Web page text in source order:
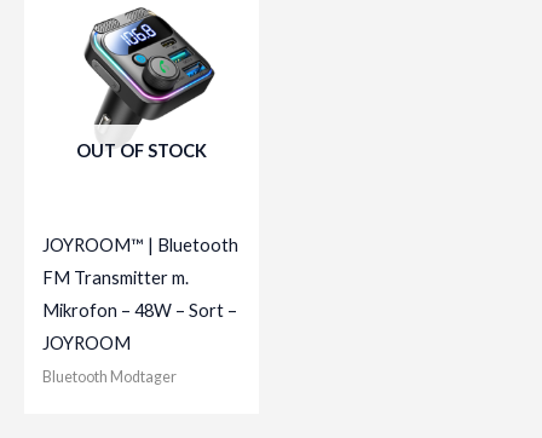
OUT OF STOCK
JOYROOM™ | Bluetooth
FM Transmitter m.
Mikrofon – 48W – Sort –
JOYROOM
Bluetooth Modtager